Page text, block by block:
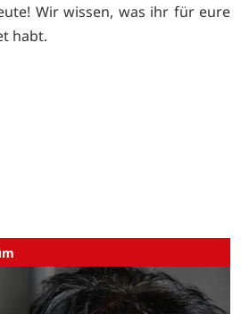
Wir wissen, was ihr für eure
habt.